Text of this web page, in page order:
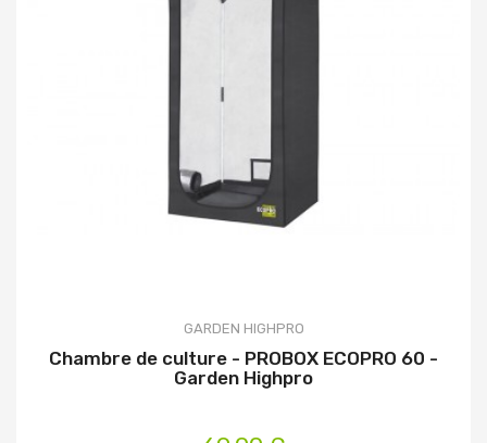
GARDEN HIGHPRO
Chambre de culture - PROBOX ECOPRO 60 -
Garden Highpro